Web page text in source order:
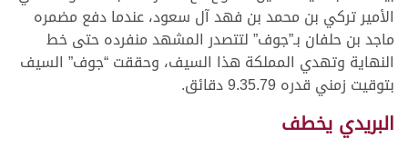
الأمير تركي بن محمد بن فهد آل سعود، عندما دفع مضمره
ماجد بن حلفان بـ”جوف” لتتصدر المشهد منفرده حتى خط
النهاية وتهدي المملكة هذا السيف، وحققت “جوف” السيف
بتوقيت زمني قدره 9.35.79 دقائق.
البريدي يخطف